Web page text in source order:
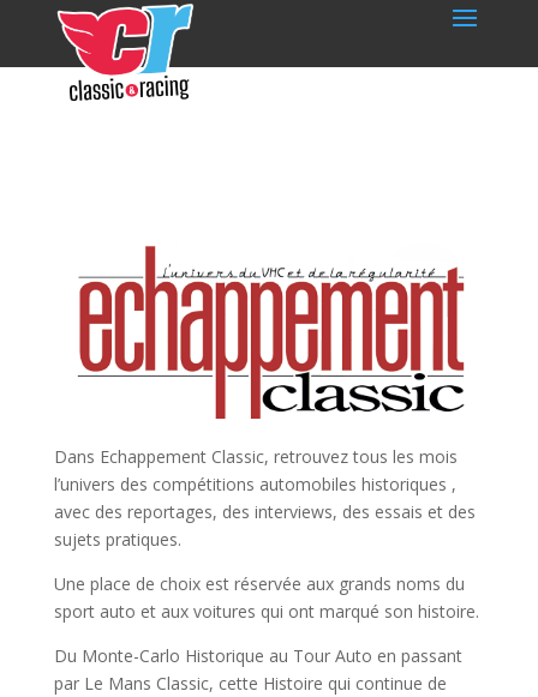
Dans Echappement Classic, retrouvez tous les mois
l’univers des compétitions automobiles historiques ,
avec des reportages, des interviews, des essais et des
sujets pratiques.
Une place de choix est réservée aux grands noms du
sport auto et aux voitures qui ont marqué son histoire.
Du Monte-Carlo Historique au Tour Auto en passant
par Le Mans Classic, cette Histoire qui continue de